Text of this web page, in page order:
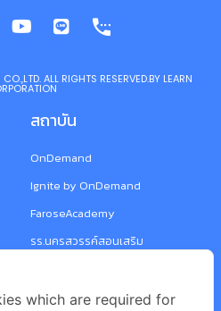
ALL RIGHTS RESERVED.BY LEARN
สถาบัน
OnDemand
Ignite by OnDemand
FaroseAcademy
รร.นครสวรรค์สอนเสริม
Victor Tutorial School
which are required for